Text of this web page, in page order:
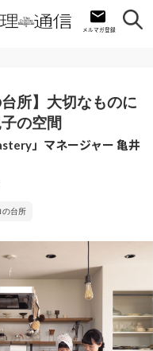
台所】大切なものに
の空間
」マネージャー 亀井
の台所